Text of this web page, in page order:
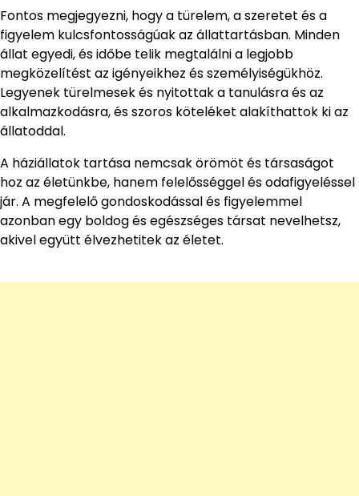
Fontos megjegyezni, hogy a türelem, a szeretet és a
figyelem kulcsfontosságúak az állattartásban. Minden
állat egyedi, és időbe telik megtalálni a legjobb
megközelítést az igényeikhez és személyiségükhöz.
Legyenek türelmesek és nyitottak a tanulásra és az
alkalmazkodásra, és szoros köteléket alakíthattok ki az
állatoddal.
A háziállatok tartása nemcsak örömöt és társaságot
hoz az életünkbe, hanem felelősséggel és odafigyeléssel
jár. A megfelelő gondoskodással és figyelemmel
azonban egy boldog és egészséges társat nevelhetsz,
akivel együtt élvezhetitek az életet.